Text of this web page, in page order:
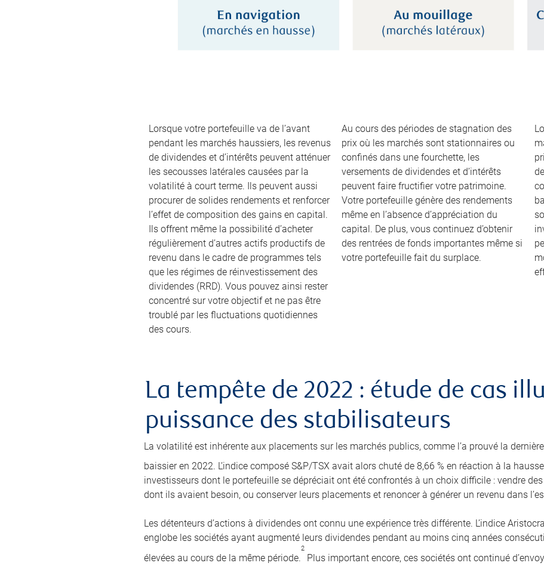
Lorsque votre portefeuille va de l’avant
pendant les marchés haussiers, les revenus
de dividendes et d’intérêts peuvent atténuer
les secousses latérales causées par la
volatilité à court terme. Ils peuvent aussi
procurer de solides rendements et renforcer
l’effet de composition des gains en capital.
Ils offrent même la possibilité d’acheter
régulièrement d’autres actifs productifs de
revenu dans le cadre de programmes tels
que les régimes de réinvestissement des
dividendes (RRD). Vous pouvez ainsi rester
concentré sur votre objectif et ne pas être
troublé par les fluctuations quotidiennes
des cours.
Au cours des périodes de stagnation des
prix où les marchés sont stationnaires ou
confinés dans une fourchette, les
versements de dividendes et d’intérêts
peuvent faire fructifier votre patrimoine.
Votre portefeuille génère des rendements
même en l’absence d’appréciation du
capital. De plus, vous continuez d’obtenir
des rentrées de fonds importantes même si
votre portefeuille fait du surplace.
La tempête de 2022 : étude de cas
puissance des stabilisateurs
La volatilité est inhérente aux placements sur les marchés publics, comme l’a prouvé la
baissier en 2022. L’indice composé S&P/TSX avait alors chuté de 8,66 % en réaction à la
investisseurs dont le portefeuille se dépréciait ont été confrontés à un choix difficile : vendre
dont ils avaient besoin, ou conserver leurs placements et renoncer à générer un revenu dans
Les détenteurs d’actions à dividendes ont connu une expérience très différente. L’indice
englobe les sociétés ayant augmenté leurs dividendes pendant au moins cinq années
élevées au cours de la même période.
2
Plus important encore, ces sociétés ont continué